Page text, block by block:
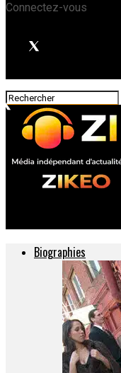
Connectez-vous
Biographies